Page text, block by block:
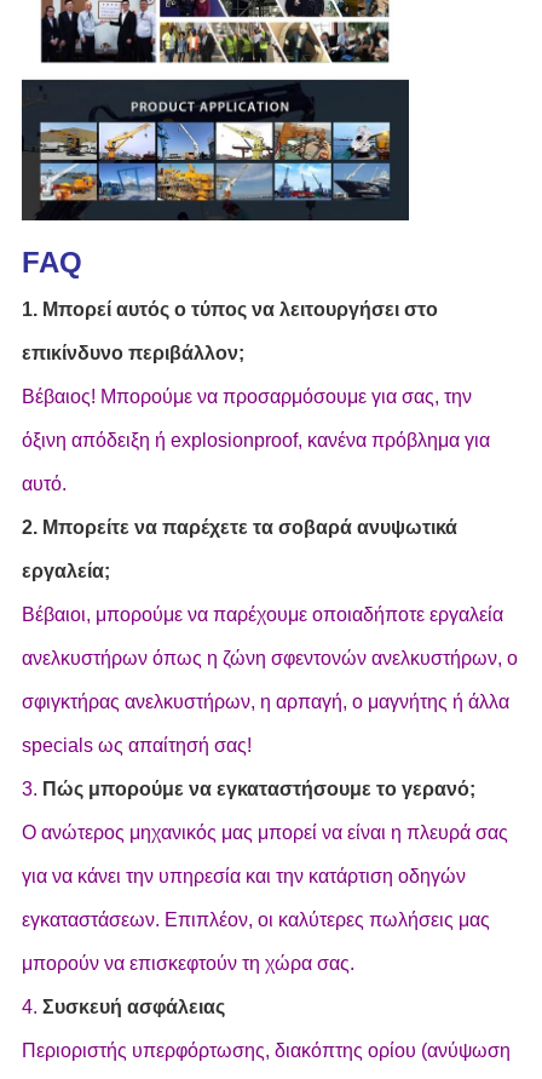
FAQ
1. Μπορεί αυτός ο τύπος να λειτουργήσει στο
επικίνδυνο περιβάλλον;
Βέβαιος! Μπορούμε να προσαρμόσουμε για σας, την
όξινη απόδειξη ή explosionproof, κανένα πρόβλημα για
αυτό.
2. Μπορείτε να παρέχετε τα σοβαρά ανυψωτικά
εργαλεία;
Βέβαιοι, μπορούμε να παρέχουμε οποιαδήποτε εργαλεία
ανελκυστήρων όπως η ζώνη σφεντονών ανελκυστήρων, ο
σφιγκτήρας ανελκυστήρων, η αρπαγή, ο μαγνήτης ή άλλα
specials ως απαίτησή σας!
3. Πώς μπορούμε να εγκαταστήσουμε το γερανό;
Ο ανώτερος μηχανικός μας μπορεί να είναι η πλευρά σας
για να κάνει την υπηρεσία και την κατάρτιση οδηγών
εγκαταστάσεων. Επιπλέον, οι καλύτερες πωλήσεις μας
μπορούν να επισκεφτούν τη χώρα σας.
4. Συσκευή ασφάλειας
Περιοριστής υπερφόρτωσης, διακόπτης ορίου (ανύψωση